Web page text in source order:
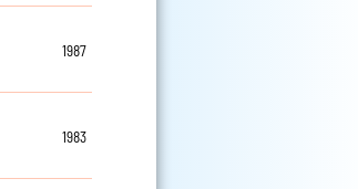
1987
1983